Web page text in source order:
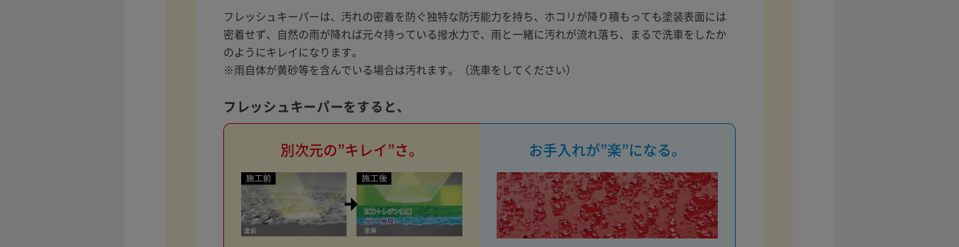
フレッシュキーパーは、汚れの密着を防ぐ独特な防汚能力を持ち、ホコリが降り積もっても塗装表面には
密着せず、自然の雨が降れば元々持っている撥水力で、雨と一緒に汚れが流れ落ち、まるで洗車をしたか
のようにキレイになります。
※雨自体が黄砂等を含んでいる場合は汚れます。（洗車をしてください）
フレッシュキーパーをすると、
別次元の”キレイ”さ。 お手入れが”楽”になる。